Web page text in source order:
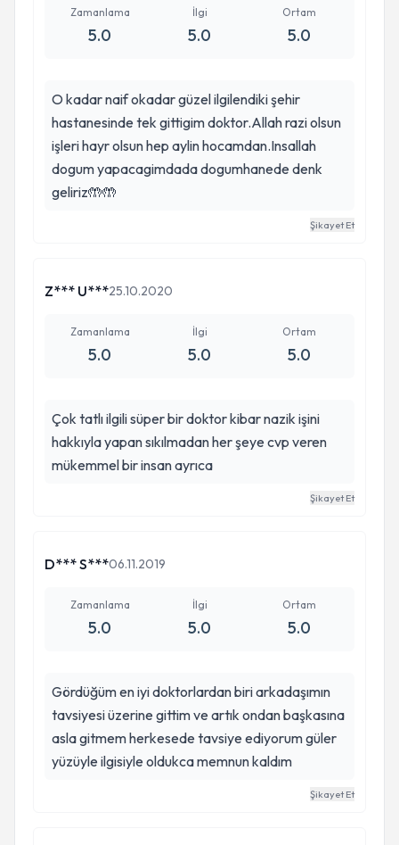
Zamanlama
5.0
İlgi
5.0
Ortam
5.0
O kadar naif okadar güzel ilgilendiki şehir
hastanesinde tek gittigim doktor.Allah razi olsun
işleri hayr olsun hep aylin hocamdan.Insallah
dogum yapacagimdada dogumhanede denk
geliriz🤲🤲
Şikayet Et
Z*** U***25.10.2020
Zamanlama
5.0
İlgi
5.0
Ortam
5.0
Çok tatlı ilgili süper bir doktor kibar nazik işini
hakkıyla yapan sıkılmadan her şeye cvp veren
mükemmel bir insan ayrıca
Şikayet Et
D*** S***06.11.2019
Zamanlama
5.0
İlgi
5.0
Ortam
5.0
Gördüğüm en iyi doktorlardan biri arkadaşımın
tavsiyesi üzerine gittim ve artık ondan başkasına
asla gitmem herkesede tavsiye ediyorum güler
yüzüyle ilgisiyle oldukca memnun kaldım
Şikayet Et